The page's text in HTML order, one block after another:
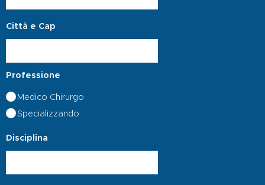
Città e Cap
Professione
Medico Chirurgo
Specializzando
Disciplina